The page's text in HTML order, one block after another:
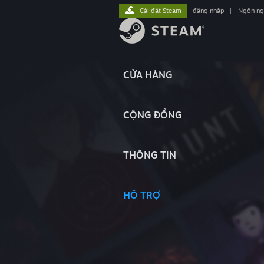
CỬA HÀNG
CỘNG ĐỒNG
THÔNG TIN
HỖ TRỢ
Cài đặt Steam đăng nhập Ngôn